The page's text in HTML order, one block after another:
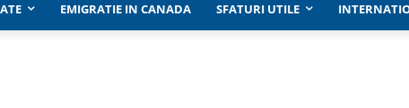
EMIGRATIE IN CANADA SFATURI UTILE